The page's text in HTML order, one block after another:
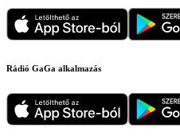
Rádió GaGa alkalmazás